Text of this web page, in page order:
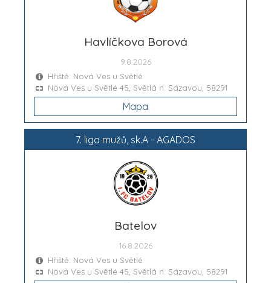
Havlíčkova Borová
9.8.2026
Hřiště: Nová Ves u Světlé
Nová Ves u Světlé 45, Světlá n. Sázavou, 58291
Mapa
7. liga mužů, sk.A - AGADOS
Batelov
16.8.2026
Hřiště: Nová Ves u Světlé
Nová Ves u Světlé 45, Světlá n. Sázavou, 58291